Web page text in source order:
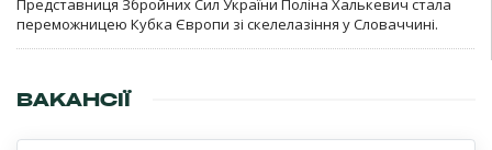
Представниця Збройних Сил України Поліна Халькевич стала
переможницею Кубка Європи зі скелелазіння у Словаччині.
ВАКАНСІЇ